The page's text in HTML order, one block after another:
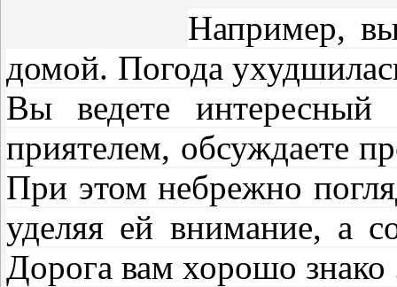
Например,
домой. Погода
Вы ведете
приятелем, обсуждаете
При этом небрежно
уделяя ей внимание, а
Дорога вам хорошо знако